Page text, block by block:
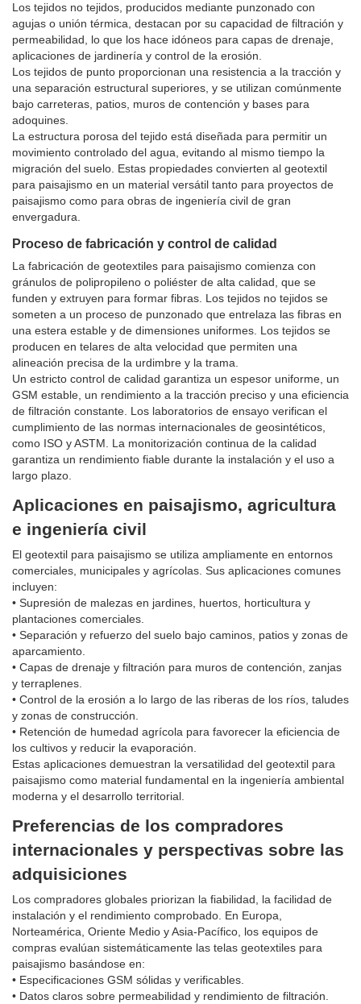
Los tejidos no tejidos, producidos mediante punzonado con
agujas o unión térmica, destacan por su capacidad de filtración y
permeabilidad, lo que los hace idóneos para capas de drenaje,
aplicaciones de jardinería y control de la erosión.
Los tejidos de punto proporcionan una resistencia a la tracción y
una separación estructural superiores, y se utilizan comúnmente
bajo carreteras, patios, muros de contención y bases para
adoquines.
La estructura porosa del tejido está diseñada para permitir un
movimiento controlado del agua, evitando al mismo tiempo la
migración del suelo. Estas propiedades convierten al geotextil
para paisajismo en un material versátil tanto para proyectos de
paisajismo como para obras de ingeniería civil de gran
envergadura.
Proceso de fabricación y control de calidad
La fabricación de geotextiles para paisajismo comienza con
gránulos de polipropileno o poliéster de alta calidad, que se
funden y extruyen para formar fibras. Los tejidos no tejidos se
someten a un proceso de punzonado que entrelaza las fibras en
una estera estable y de dimensiones uniformes. Los tejidos se
producen en telares de alta velocidad que permiten una
alineación precisa de la urdimbre y la trama.
Un estricto control de calidad garantiza un espesor uniforme, un
GSM estable, un rendimiento a la tracción preciso y una eficiencia
de filtración constante. Los laboratorios de ensayo verifican el
cumplimiento de las normas internacionales de geosintéticos,
como ISO y ASTM. La monitorización continua de la calidad
garantiza un rendimiento fiable durante la instalación y el uso a
largo plazo.
Aplicaciones en paisajismo, agricultura
e ingeniería civil
El geotextil para paisajismo se utiliza ampliamente en entornos
comerciales, municipales y agrícolas. Sus aplicaciones comunes
incluyen:
• Supresión de malezas en jardines, huertos, horticultura y
plantaciones comerciales.
• Separación y refuerzo del suelo bajo caminos, patios y zonas de
aparcamiento.
• Capas de drenaje y filtración para muros de contención, zanjas
y terraplenes.
• Control de la erosión a lo largo de las riberas de los ríos, taludes
y zonas de construcción.
• Retención de humedad agrícola para favorecer la eficiencia de
los cultivos y reducir la evaporación.
Estas aplicaciones demuestran la versatilidad del geotextil para
paisajismo como material fundamental en la ingeniería ambiental
moderna y el desarrollo territorial.
Preferencias de los compradores
internacionales y perspectivas sobre las
adquisiciones
Los compradores globales priorizan la fiabilidad, la facilidad de
instalación y el rendimiento comprobado. En Europa,
Norteamérica, Oriente Medio y Asia-Pacífico, los equipos de
compras evalúan sistemáticamente las telas geotextiles para
paisajismo basándose en:
• Especificaciones GSM sólidas y verificables.
• Datos claros sobre permeabilidad y rendimiento de filtración.